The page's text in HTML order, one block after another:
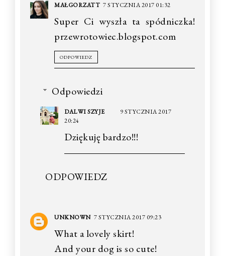
MAŁGORZATT 7 STYCZNIA 2017 01:32
Super Ci wyszła ta spódniczka!
przewrotowiec.blogspot.com
ODPOWIEDZ
Odpowiedzi
DALWI SZYJE
9 STYCZNIA 2017
20:24
Dziękuję bardzo!!!
ODPOWIEDZ
UNKNOWN 7 STYCZNIA 2017 09:23
What a lovely skirt!
And your dog is so cute!